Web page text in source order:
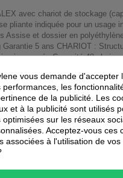
avec chariot de stockage
pliante indiquée pour un usage
Assise et dossier en
Garantie 5 ans CHARIOT :
incorporés Capacité 48
€HT 1 164,24 €
vous demande d'accepter
performances, les
de la publicité. Les
et à la publicité sont utilisés
optimisées sur les réseaux
Acceptez-vous ces
associées à l'utilisation de